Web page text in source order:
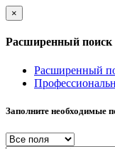
×
Расширенный поиск
Расширенный
Заполните необходимые